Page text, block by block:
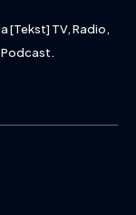
[Tekst] TV, Radio,
Podcast.